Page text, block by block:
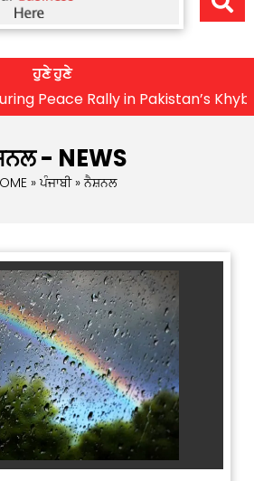
ਹੁਣੇ ਹੁਣੇ
Rally in Pakistan’s Khyber
- NEWS
»ਪੰਜਾਬੀ» ਨੈਸ਼ਨਲ